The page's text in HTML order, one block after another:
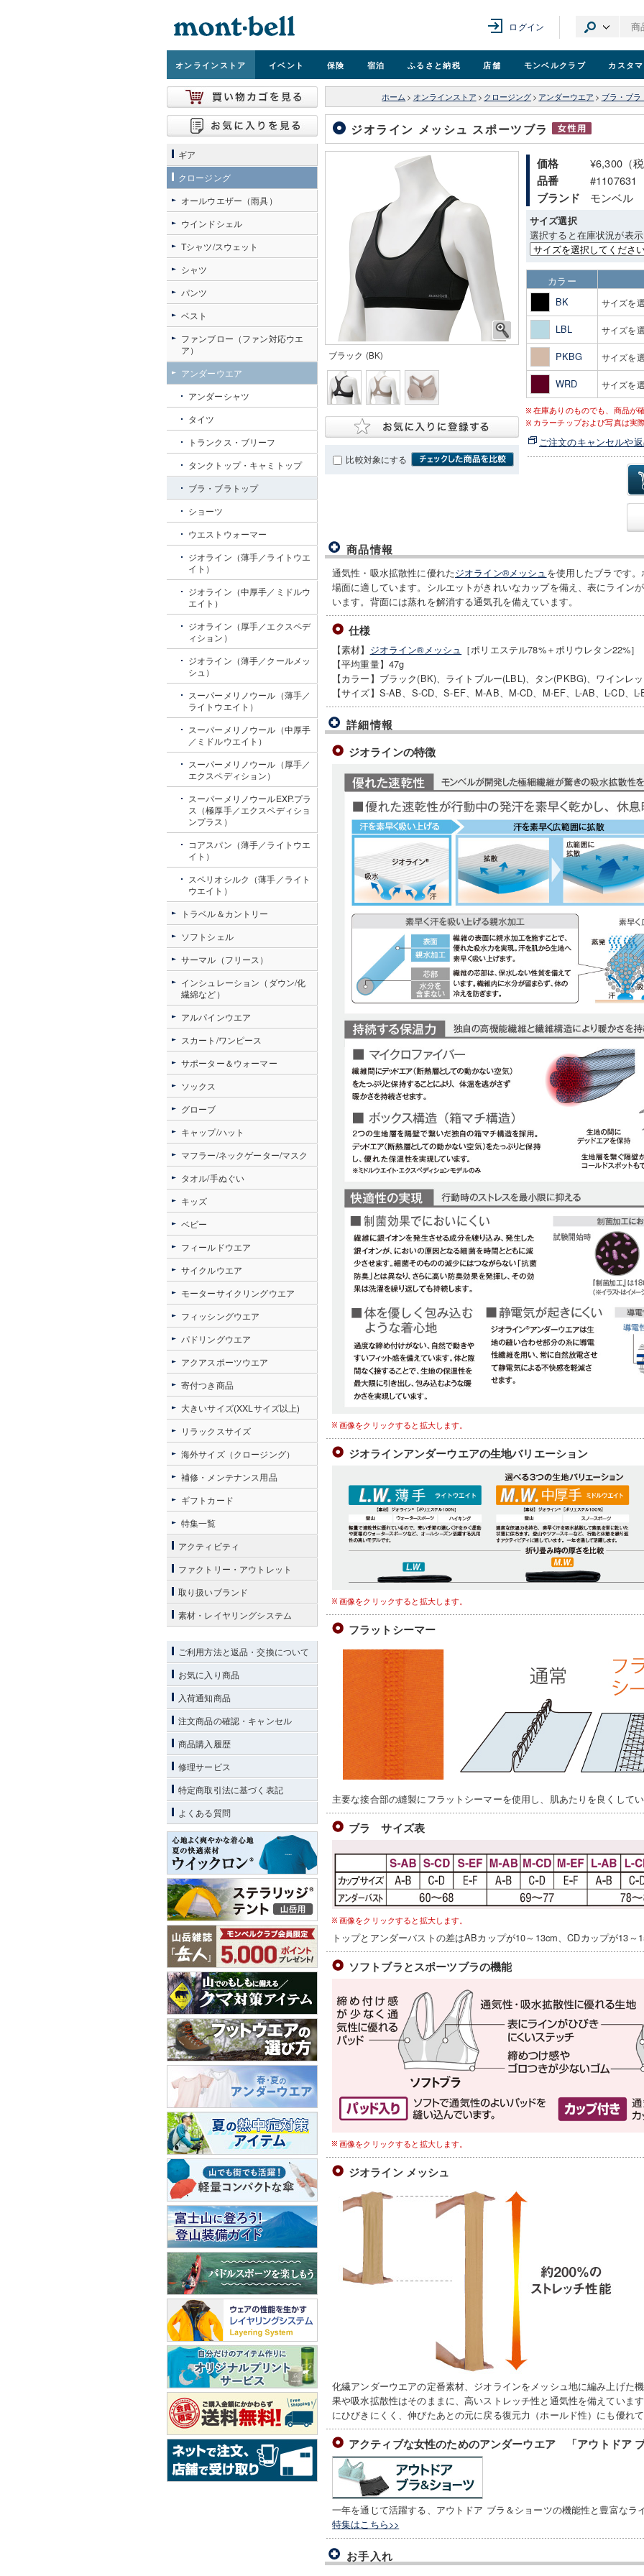
ログイン
オンラインストア イベント 保険 宿泊 ふるさと納税 店舗 モンベルクラブ カスタ
ホーム > オンラインストア > クロージング > アンダーウエア > ブラ・ブラ
ジオライン メッシュ スポーツブラ
ブラック (BK)
比較対象にする
価格 ¥6,300（
品番 #1107631
ブランド モンベル
サイズ選択
選択すると在庫状況が表
カラー
BK
サイズを
LBL サイズを
PKBG サイズを
WRD サイズを
在庫ありのものでも、商品が
カラーチップおよび写真は実
ご注文のキャンセルや
商品情報
通気性・吸水拡散性に優れたジオライン®メッシュ を使用したブラです
場面に適しています。シルエットがきれいなカップを備え、表にライン
います。背面には蒸れを解消する通気孔を備えています。
仕様
【素材】 ジオライン®メッシュ ［ポリエステル78%＋ポリウレタン22%］
【平均重量】47g
【カラー】ブラック(BK)、ライトブルー(LBL)、タン(PKBG)、ワインレ
【サイズ】S-AB、S-CD、S-EF、M-AB、M-CD、M-EF、L-AB、L-CD、
詳細情報
ジオラインの特徴
画像をクリックすると拡大します。
ジオラインアンダーウエアの生地バリエーション
画像をクリックすると拡大します。
フラットシーマー
主要な接合部の縫製にフラットシーマーを使用し、肌あたりを良くして
ブラ サイズ表
画像をクリックすると拡大します。
トップとアンダーバストの差はABカップが10～13cm、CDカップが13
ソフトブラとスポーツブラの機能
画像をクリックすると拡大します。
ジオライン メッシュ
化繊アンダーウエアの定番素材、ジオラインをメッシュ地に編み上げた
果や吸水拡散性はそのままに、高いストレッチ性と通気性を備えていま
にひびきにくく、伸びたあとの元に戻る復元力（ホールド性）にも優れ
アクティブな女性のためのアンダーウエア 「アウトドア
一年を通じて活躍する、アウトドア ブラ＆ショーツの機能性と豊富なラ
特集はこちら>>
お手入れ
ギア
クロージング
オールウエザー（雨具）
ウインドシェル
Tシャツ/スウェット
シャツ
パンツ
ベスト
ファンブロー（ファン対応ウエ
ア）
アンダーウエア
アンダーシャツ
タイツ
トランクス・ブリーフ
タンクトップ・キャミトップ
ブラ・ブラトップ
ショーツ
ウエストウォーマー
ジオライン（薄手／ライトウエ
イト）
ジオライン（中厚手／ミドルウ
エイト）
ジオライン（厚手／エクスペデ
ィション）
ジオライン（薄手／クールメッ
シュ）
スーパーメリノウール（薄手／
ライトウエイト）
スーパーメリノウール（中厚手
／ミドルウエイト）
スーパーメリノウール（厚手／
エクスペディション）
スーパーメリノウールEXP.プラ
ス（極厚手／エクスペディショ
ンプラス）
コアスパン（薄手／ライトウエ
イト）
スペリオシルク（薄手／ライト
ウエイト）
トラベル＆カントリー
ソフトシェル
サーマル（フリース）
インシュレーション（ダウン/化
繊綿など）
アルパインウエア
スカート/ワンピース
サポーター＆ウォーマー
ソックス
グローブ
キャップ/ハット
マフラー/ネックゲーター/マスク
タオル/手ぬぐい
キッズ
ベビー
フィールドウエア
サイクルウエア
モーターサイクリングウエア
フィッシングウエア
パドリングウエア
アクアスポーツウエア
寄付つき商品
大きいサイズ(XXLサイズ以上)
リラックスサイズ
海外サイズ（クロージング）
補修・メンテナンス用品
ギフトカード
特集一覧
アクティビティ
ファクトリー・アウトレット
取り扱いブランド
素材・レイヤリングシステム
ご利用方法と返品・交換について
お気に入り商品
入荷通知商品
注文商品の確認・キャンセル
商品購入履歴
修理サービス
特定商取引法に基づく表記
よくある質問